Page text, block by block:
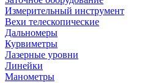
Измерительный инструмент
Вехи телескопические
Дальномеры
Курвиметры
Лазерные уровни
Линейки
Манометры